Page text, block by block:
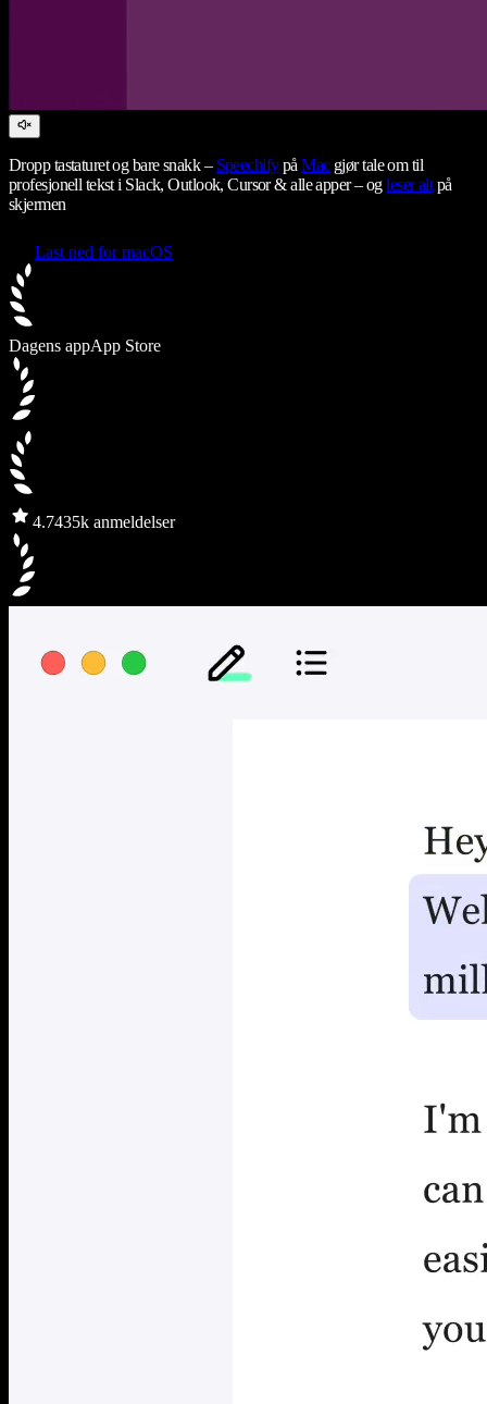
Dropp tastaturet og bare snakk – SpeechifypåMacgjør tale om til
profesjonell tekst i Slack, Outlook, Cursor & alle apper – ogleser altpå
skjermen
Last ned for macOS
Dagens appApp Store
4.7435k anmeldelser